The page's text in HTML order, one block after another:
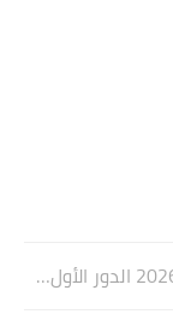
نتائج السادس الإعدادي 2026 الدور الأول PDF كربلاء المقدسة| موقع...